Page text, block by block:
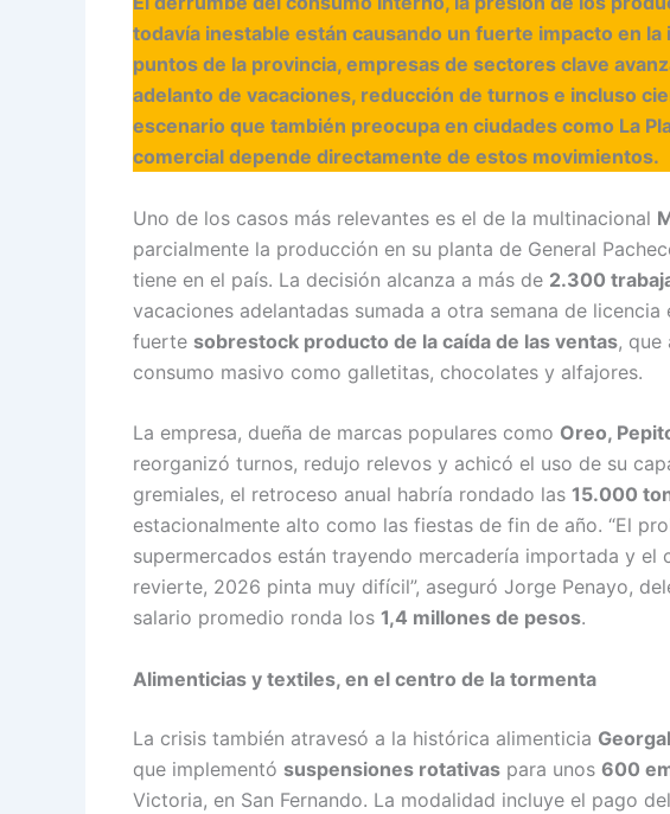
todavía inestable están causando un fuerte impacto en
puntos de la provincia, empresas de sectores clave
adelanto de vacaciones, reducción de turnos e incluso
escenario que también preocupa en ciudades como La
comercial depende directamente de estos movimientos.
Uno de los casos más relevantes es el de la multinacional
parcialmente la producción en su planta de General
tiene en el país. La decisión alcanza a más de 2.300
vacaciones adelantadas sumada a otra semana de
fuerte sobrestock producto de la caída de las ventas, que
consumo masivo como galletitas, chocolates y alfajores.
La empresa, dueña de marcas populares como Oreo,
reorganizó turnos, redujo relevos y achicó el uso de su
gremiales, el retroceso anual habría rondado las 15.000
estacionalmente alto como las fiestas de fin de año. “El
supermercados están trayendo mercadería importada y el
revierte, 2026 pinta muy difícil”, aseguró Jorge Penayo,
salario promedio ronda los 1,4 millones de pesos.
Alimenticias y textiles, en el centro de la tormenta
La crisis también atravesó a la histórica alimenticia
que implementó suspensiones rotativas para unos 600
Victoria, en San Fernando. La modalidad incluye el pago del